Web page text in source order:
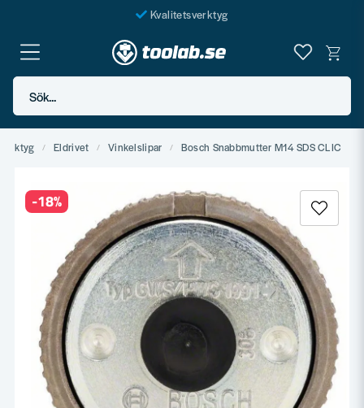
Kvalitetsverktyg
Fraktfritt över 999 SEK*
En järnhandel för alla
Sök...
Eldrivet Vinkelslipar Bosch Snabbmutter M14 SDS CLIC
-18%